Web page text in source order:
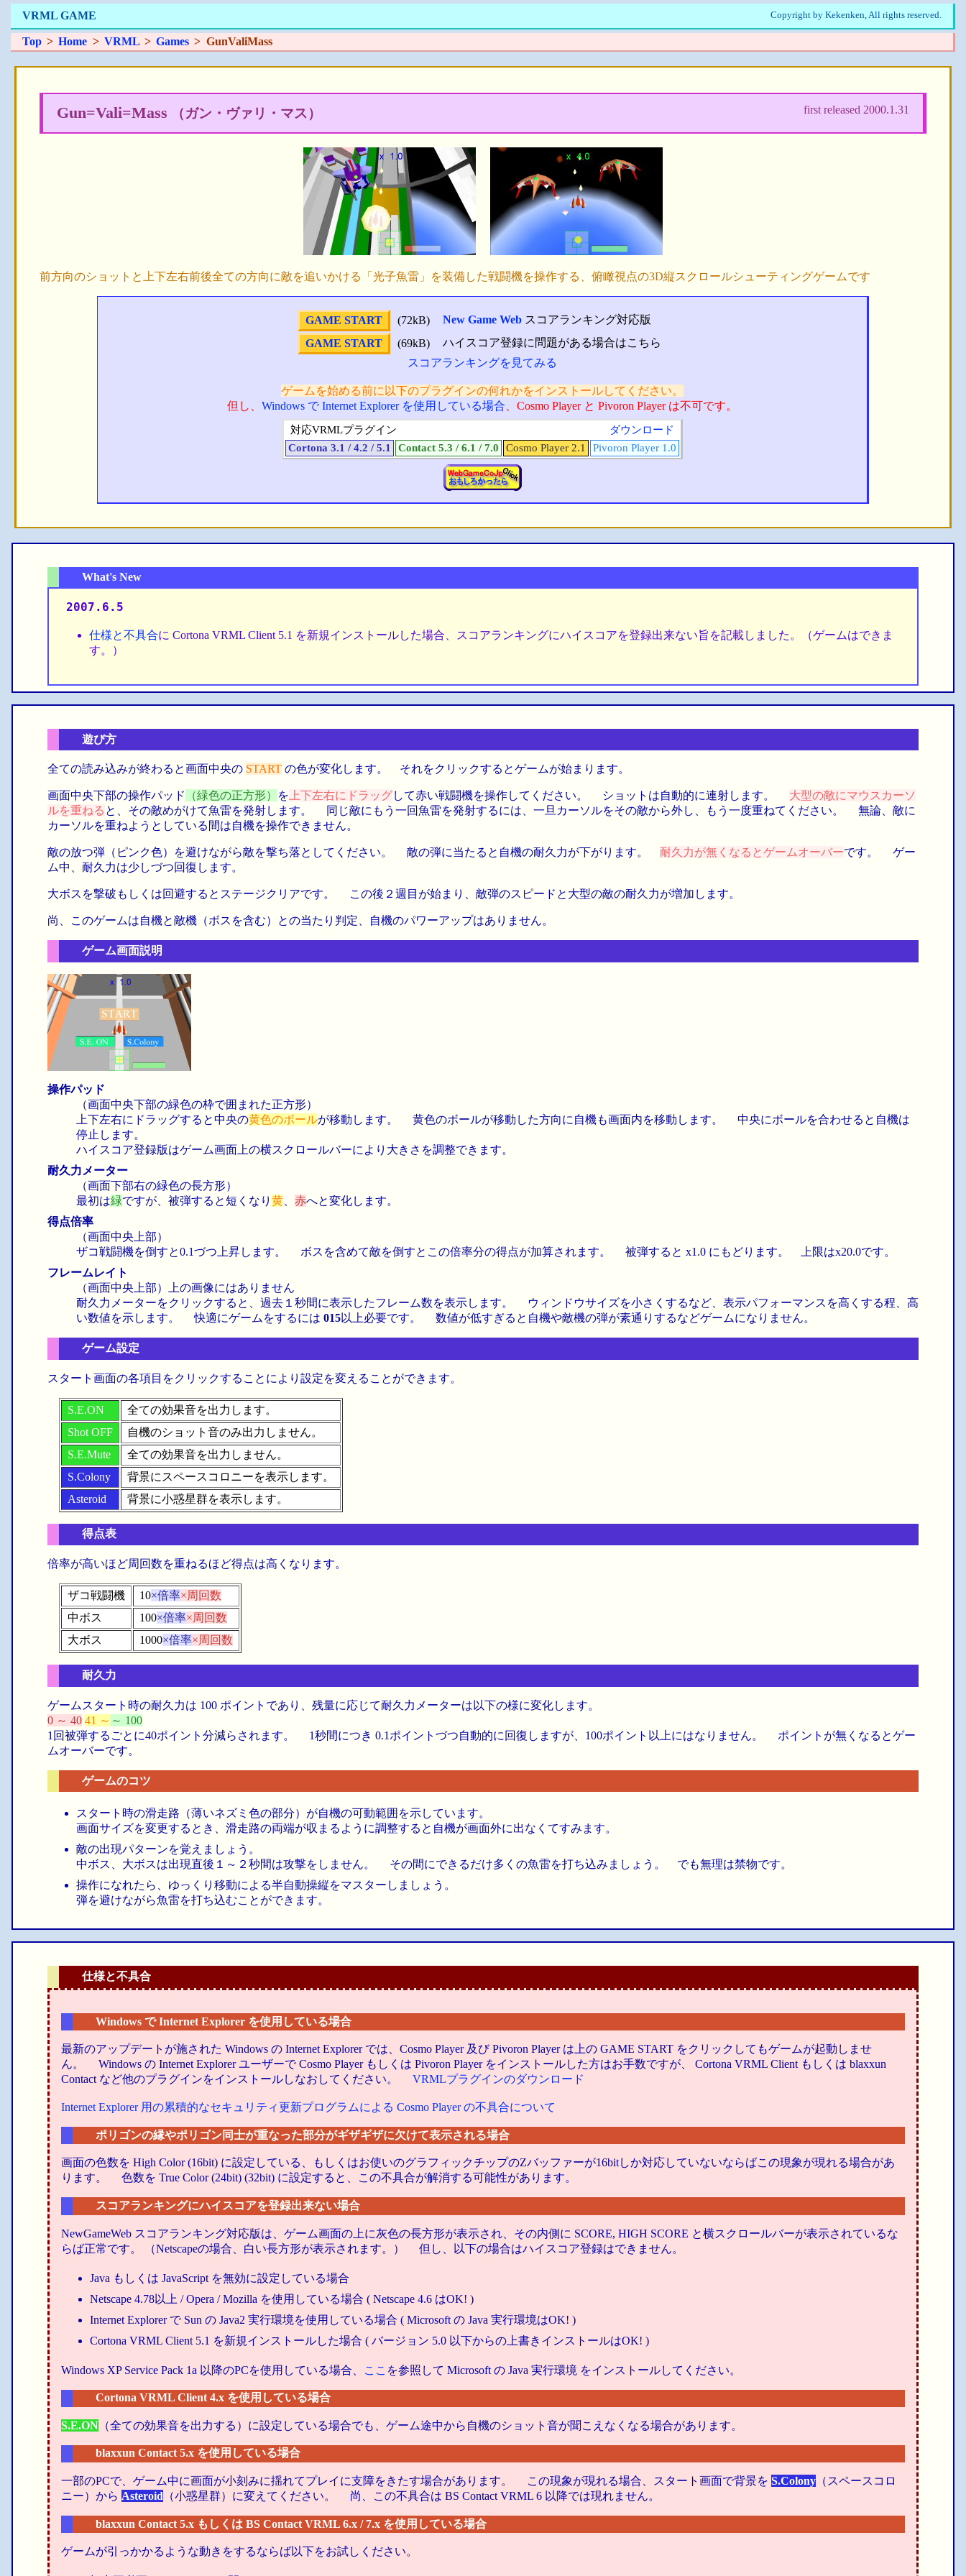
Copyright by Kekenken, All rights reserved.
VRML GAME
Top >Home > VRML>Games > GunValiMass
first released 2000.1.31
Gun=Vali=Mass （ガン・ヴァリ・マス）
前方向のショットと上下左右前後全ての方向に敵を追いかける「光子魚雷」を装備した戦闘機を操作する、俯瞰視点の3D縦スクロールシューティングゲームです
GAME START (72kB) New Game Web スコアランキング対応版
GAME START
(69kB)
ハイスコア登録に問題がある場合はこちら
スコアランキングを見てみる
ゲームを始める前に以下のプラグインの何れかをインストールしてください。
但し、 Windows で Internet Explorer を使用している場合 、Cosmo Player と Pivoron Player は不可です。
ダウンロード
対応VRMLプラグイン
Cortona 3.1 / 4.2 / 5.1
Contact 5.3 / 6.1 / 7.0 Cosmo Player 2.1 Pivoron Player 1.0
What's New
2007.6.5
仕様と不具合に Cortona VRML Client 5.1 を新規インストールした場合、スコアランキングにハイスコアを登録出来ない旨を記載しました。（ゲームはできま
す。）
遊び方
全ての読み込みが終わると画面中央の START の色が変化します。 それをクリックするとゲームが始まります。
画面中央下部の操作パッド （緑色の正方形） を上下左右にドラッグして赤い戦闘機を操作してください。 ショットは自動的に連射します。 大型の敵にマウスカーソ
ルを重ねる と、その敵めがけて魚雷を発射します。 同じ敵にもう一回魚雷を発射するには、一旦カーソルをその敵から外し、もう一度重ねてください。 無論、敵に
カーソルを重ねようとしている間は自機を操作できません。
敵の放つ弾（ピンク色）を避けながら敵を撃ち落としてください。 敵の弾に当たると自機の耐久力が下がります。 耐久力が無くなるとゲームオーバーです。 ゲー
ム中、耐久力は少しづつ回復します。
大ボスを撃破もしくは回避するとステージクリアです。 この後２週目が始まり、敵弾のスピードと大型の敵の耐久力が増加します。
尚、このゲームは自機と敵機（ボスを含む）との当たり判定、自機のパワーアップはありません。
ゲーム画面説明
操作パッド
（画面中央下部の緑色の枠で囲まれた正方形）
上下左右にドラッグすると中央の黄色のボールが移動します。 黄色のボールが移動した方向に自機も画面内を移動します。 中央にボールを合わせると自機は
停止します。
ハイスコア登録版はゲーム画面上の横スクロールバーにより大きさを調整できます。
耐久力メーター
（画面下部右の緑色の長方形）
最初は緑ですが、被弾すると短くなり 黄 赤へと変化します。
得点倍率
（画面中央上部）
ザコ戦闘機を倒すと0.1づつ上昇します。 ボスを含めて敵を倒すとこの倍率分の得点が加算されます。 被弾すると x1.0 にもどります。 上限はx20.0です。
フレームレイト
（画面中央上部）上の画像にはありません
耐久力メーターをクリックすると、過去１秒間に表示したフレーム数を表示します。 ウィンドウサイズを小さくするなど、表示パフォーマンスを高くする程、高
い数値を示します。 快適にゲームをするには 015以上必要です。 数値が低すぎると自機や敵機の弾が素通りするなどゲームになりません。
ゲーム設定
スタート画面の各項目をクリックすることにより設定を変えることができます。
S.E.ON
全ての効果音を出力します。
Shot OFF
自機のショット音のみ出力しません。
S.E.Mute
全ての効果音を出力しません。
S.Colony
背景にスペースコロニーを表示します。
Asteroid
背景に小惑星群を表示します。
得点表
倍率が高いほど周回数を重ねるほど得点は高くなります。
ザコ戦闘機 10×倍率×周回数
中ボス
100×倍率×周回数
大ボス
1000×倍率×周回数
耐久力
ゲームスタート時の耐久力は 100 ポイントであり、残量に応じて耐久力メーターは以下の様に変化します。
0 ～ 40 41 ～ ～ 100
1回被弾するごとに40ポイント分減らされます。 1秒間につき 0.1ポイントづつ自動的に回復しますが、100ポイント以上にはなりません。 ポイントが無くなるとゲー
ムオーバーです。
ゲームのコツ
スタート時の滑走路（薄いネズミ色の部分）が自機の可動範囲を示しています。
画面サイズを変更するとき、滑走路の両端が収まるように調整すると自機が画面外に出なくてすみます。
敵の出現パターンを覚えましょう。
中ボス、大ボスは出現直後１～２秒間は攻撃をしません。 その間にできるだけ多くの魚雷を打ち込みましょう。 でも無理は禁物です。
操作になれたら、ゆっくり移動による半自動操縦をマスターしましょう。
弾を避けながら魚雷を打ち込むことができます。
仕様と不具合
Windows で Internet Explorer を使用している場合
最新のアップデートが施された Windows の Internet Explorer では、Cosmo Player 及び Pivoron Player は上の GAME START をクリックしてもゲームが起動しませ
ん。 Windows の Internet Explorer ユーザーで Cosmo Player もしくは Pivoron Player をインストールした方はお手数ですが、 Cortona VRML Client もしくは blaxxun
Contact など他のプラグインをインストールしなおしてください。 VRMLプラグインのダウンロード
Internet Explorer 用の累積的なセキュリティ更新プログラムによる Cosmo Player の不具合について
ポリゴンの縁やポリゴン同士が重なった部分がギザギザに欠けて表示される場合
画面の色数を High Color (16bit) に設定している、もしくはお使いのグラフィックチップのZバッファーが16bitしか対応していないならばこの現象が現れる場合があ
ります。 色数を True Color (24bit) (32bit) に設定すると、この不具合が解消する可能性があります。
スコアランキングにハイスコアを登録出来ない場合
NewGameWeb スコアランキング対応版は、ゲーム画面の上に灰色の長方形が表示され、その内側に SCORE, HIGH SCORE と横スクロールバーが表示されているな
らば正常です。 （Netscapeの場合、白い長方形が表示されます。） 但し、以下の場合はハイスコア登録はできません。
Java もしくは JavaScript を無効に設定している場合
Netscape 4.78以上 / Opera / Mozilla を使用している場合 ( Netscape 4.6 はOK! )
Internet Explorer で Sun の Java2 実行環境を使用している場合 ( Microsoft の Java 実行環境はOK! )
Cortona VRML Client 5.1 を新規インストールした場合 ( バージョン 5.0 以下からの上書きインストールはOK! )
Windows XP Service Pack 1a 以降のPCを使用している場合、 ここ を参照して Microsoft の Java 実行環境 をインストールしてください。
Cortona VRML Client 4.x を使用している場合
S.E.ON （全ての効果音を出力する）に設定している場合でも、ゲーム途中から自機のショット音が聞こえなくなる場合があります。
blaxxun Contact 5.x を使用している場合
一部のPCで、ゲーム中に画面が小刻みに揺れてプレイに支障をきたす場合があります。 この現象が現れる場合、スタート画面で背景を S.Colony （スペースコロ
ニー）から Asteroid （小惑星群）に変えてください。 尚、この不具合は BS Contact VRML 6 以降では現れません。
blaxxun Contact 5.x もしくは BS Contact VRML 6.x / 7.x を使用している場合
ゲームが引っかかるような動きをするならば以下をお試しください。